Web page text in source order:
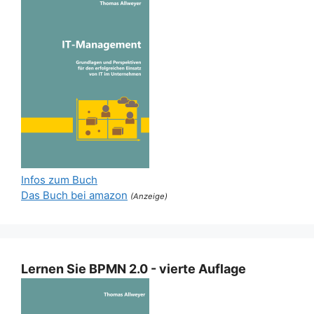
Infos zum Buch
Das Buch bei amazon (Anzeige)
Lernen Sie BPMN 2.0 - vierte Auflage